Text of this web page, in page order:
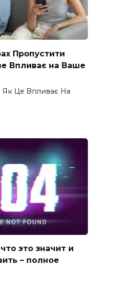
Пропустити
Впливає на Ваше
Як Це Впливає На
это значит и
– полное